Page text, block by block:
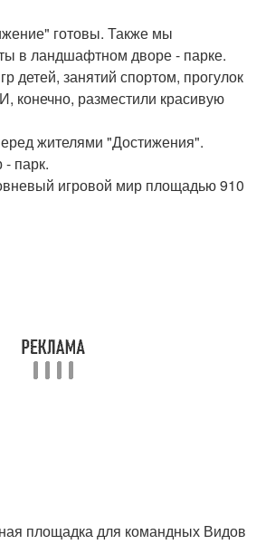
готовы. Также мы
в ландшафтном дворе - парке.
детей, занятий спортом, прогулок
конечно, разместили красивую
жителями "Достижения".
парк.
игровой мир площадью 910
площадка для командных Видов